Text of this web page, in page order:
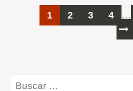
1 2 3 4 …
Buscar: